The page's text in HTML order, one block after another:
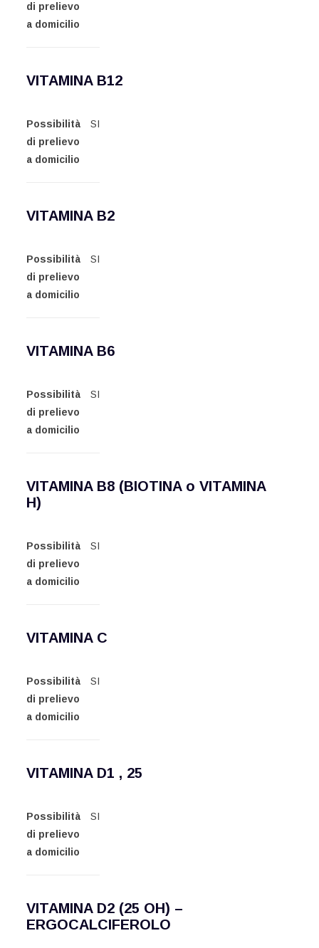
di prelievo
a domicilio
VITAMINA B12
Possibilità
di prelievo
a domicilio
SI
VITAMINA B2
Possibilità
di prelievo
a domicilio
SI
VITAMINA B6
Possibilità
di prelievo
a domicilio
SI
VITAMINA B8 (BIOTINA o VITAMINA
H)
Possibilità
di prelievo
a domicilio
SI
VITAMINA C
Possibilità
di prelievo
a domicilio
SI
VITAMINA D1 , 25
Possibilità
di prelievo
a domicilio
SI
VITAMINA D2 (25 OH) –
ERGOCALCIFEROLO